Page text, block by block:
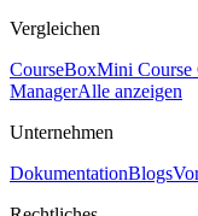
Vergleichen
CourseBoxMini Course
ManagerAlle anzeigen
Unternehmen
DokumentationBlogs